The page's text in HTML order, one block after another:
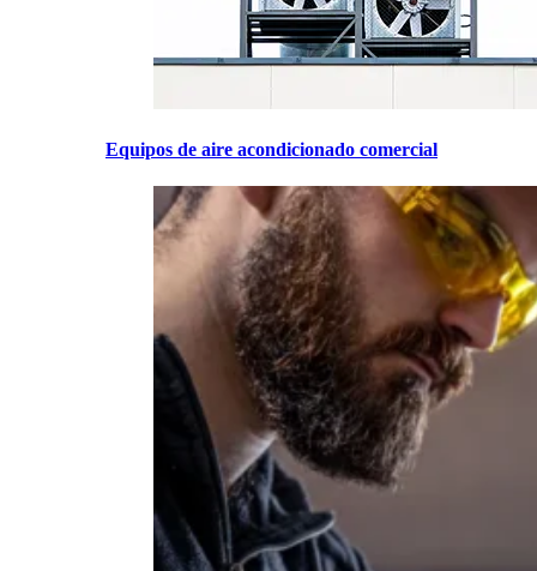
Equipos de aire acondicionado comercial